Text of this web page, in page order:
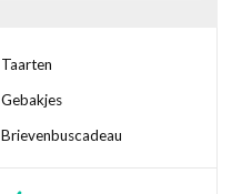
Taarten
Gebakjes
Brievenbuscadeau